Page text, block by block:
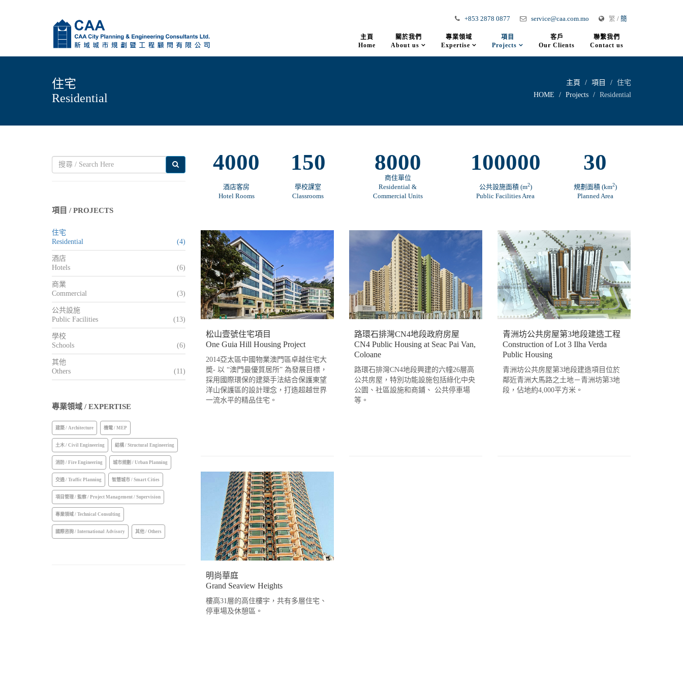
+853 2878 0877 service@caa.com.mo 繁 / 簡
主頁
Home
關於我們
About us
專業領域
Expertise
項目
Projects
客戶
Our Clients
聯繫我們
Contact us
住宅
Residential
主頁 項目
住宅
HOME
Projects Residential
項目 / PROJECTS
住宅
Residential
(4)
酒店
Hotels
(6)
商業
Commercial
(3)
公共設施
Public Facilities
(13)
學校
Schools
(6)
其他
Others
(11)
專業領域 / EXPERTISE
建築 / Architecture 機電 / MEP
土木 / Civil Engineering 結構 / Structural Engineering
消防 / Fire Engineering 城市規劃 / Urban Planning
交通 / Traffic Planning 智慧城市 / Smart Cities
項目管理 / 監察 / Project Management / Supervision
專業領域 / Technical Consulting
國際咨詢 / International Advisory 其他 / Others
4000
酒店客房
Hotel Rooms
150
學校課室
Classrooms
8000
商住單位
Residential &
Commercial Units
100000
公共設施面積 (m2)
Public Facilities Area
30
規劃面積 (km2)
Planned Area
松山壹號住宅項目
One Guia Hill Housing Project
2014亞太區中國物業澳門區卓越住宅大
奬- 以 “澳門最優質居所” 為發展目標，
採用國際環保的建築手法結合保護東望
洋山保護區的設計理念，打造超越世界
一流水平的精品住宅。
路環石排灣CN4地段政府房屋
CN4 Public Housing at Seac Pai Van,
Coloane
路環石排灣CN4地段興建的六幢26層高
公共房屋，特別功能設施包括綠化中央
公園、社區設施和商鋪、 公共停車場
等。
青洲坊公共房屋第3地段建造工程
Construction of Lot 3 Ilha Verda
Public Housing
青洲坊公共房屋第3地段建造項目位於
鄰近青洲大馬路之土地－青洲坊第3地
段，佔地約4,000平方米。
明尚華庭
Grand Seaview Heights
樓高31層的高住樓宇，共有多層住宅、
停車場及休憩區。